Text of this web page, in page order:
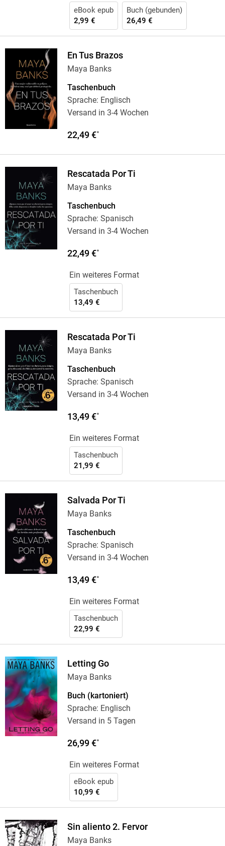
eBook epub
2,99 €
Buch (gebunden)
26,49 €
En Tus Brazos
Maya Banks
Taschenbuch
Sprache: Englisch
Versand in 3-4 Wochen
22,49 €*
Rescatada Por Ti
Maya Banks
Taschenbuch
Sprache: Spanisch
Versand in 3-4 Wochen
22,49 €*
Ein weiteres Format
Taschenbuch
13,49 €
Rescatada Por Ti
Maya Banks
Taschenbuch
Sprache: Spanisch
Versand in 3-4 Wochen
13,49 €*
Ein weiteres Format
Taschenbuch
21,99 €
Salvada Por Ti
Maya Banks
Taschenbuch
Sprache: Spanisch
Versand in 3-4 Wochen
13,49 €*
Ein weiteres Format
Taschenbuch
22,99 €
Letting Go
Maya Banks
Buch (kartoniert)
Sprache: Englisch
Versand in 5 Tagen
26,99 €*
Ein weiteres Format
eBook epub
10,99 €
Sin aliento 2. Fervor
Maya Banks